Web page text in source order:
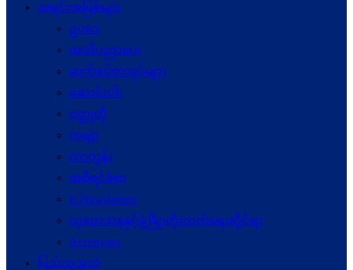
အရင်းအမြစ်များ
ဥပဒေ
အသိပညာပေး
ဆက်စပ်စာအုပ်များ
ဆောင်းပါး
ဝတ္ထုတို
ကဗျာ
ကာတွန်း
အစီရင်ခံစာ
E-Newsletters
သုတေသနနှင့်ဖွံ့ဖြိုးတိုးတက်ရေးဆိုင်ရာ
Acronyms
ပြည်သူ့အသံ